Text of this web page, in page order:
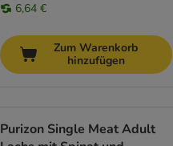
6,64 €
Zum Warenkorb
hinzufügen
Purizon Single Meat Adult